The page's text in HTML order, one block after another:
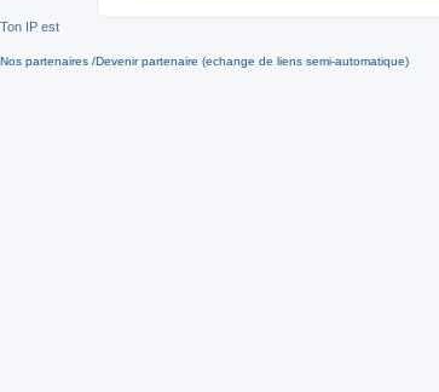
Ton IP est
Nos partenaires /Devenir partenaire (echange de liens semi-automatique)